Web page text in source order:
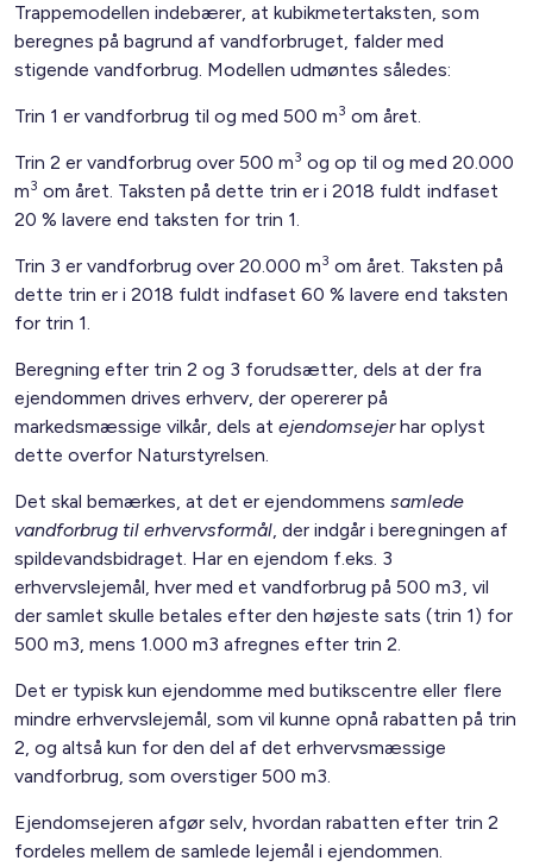
Trappemodellen indebærer, at kubikmetertaksten, som
beregnes på bagrund af vandforbruget, falder med
stigende vandforbrug. Modellen udmøntes således:
Trin 1 er vandforbrug til og med 500 m3 om året.
Trin 2 er vandforbrug over 500 m3 og op til og med 20.000
m3 om året. Taksten på dette trin er i 2018 fuldt indfaset
20 % lavere end taksten for trin 1.
Trin 3 er vandforbrug over 20.000 m3 om året. Taksten på
dette trin er i 2018 fuldt indfaset 60 % lavere end taksten
for trin 1.
Beregning efter trin 2 og 3 forudsætter, dels at der fra
ejendommen drives erhverv, der opererer på
markedsmæssige vilkår, dels atejendomsejerhar oplyst
dette overfor Naturstyrelsen.
Det skal bemærkes, at det er ejendommenssamlede
vandforbrug til erhvervsformål, der indgår i beregningen af
spildevandsbidraget. Har en ejendom f.eks. 3
erhvervslejemål, hver med et vandforbrug på 500 m3, vil
der samlet skulle betales efter den højeste sats (trin 1) for
500 m3, mens 1.000 m3 afregnes efter trin 2.
Det er typisk kun ejendomme med butikscentre eller flere
mindre erhvervslejemål, som vil kunne opnå rabatten på trin
2, og altså kun for den del af det erhvervsmæssige
vandforbrug, som overstiger 500 m3.
Ejendomsejeren afgør selv, hvordan rabatten efter trin 2
fordeles mellem de samlede lejemål i ejendommen.